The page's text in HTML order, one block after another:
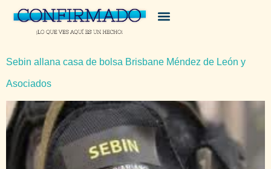
Sebin allana casa de bolsa Brisbane Méndez de León y
Asociados